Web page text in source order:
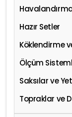
Hazır Setler
Köklendirme
Ölçüm
Saksılar ve
Topraklar ve